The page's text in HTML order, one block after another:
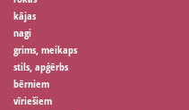
kājas
nagi
grims, meikaps
stils, apģērbs
bērniem
vīriešiem